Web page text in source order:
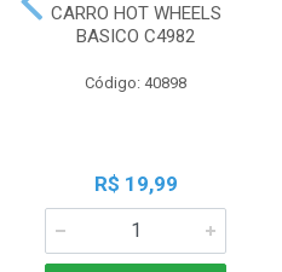
CARRO HOT WHEELS
BASICO C4982
Código: 40898
R$ 19,99